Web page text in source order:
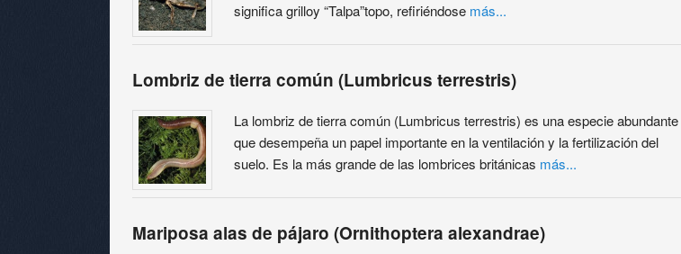
significa grilloy “Talpa”topo, refiriéndose más...
Lombriz de tierra común (Lumbricus terrestris)
La lombriz de tierra común (Lumbricus terrestris) es una especie abundante
que desempeña un papel importante en la ventilación y la fertilización del
suelo. Es la más grande de las lombrices británicas más...
Mariposa alas de pájaro (Ornithoptera alexandrae)